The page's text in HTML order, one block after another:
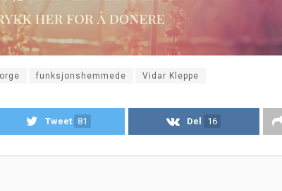
funksjonshemmede Vidar Kleppe
Tweet 81 Del 16